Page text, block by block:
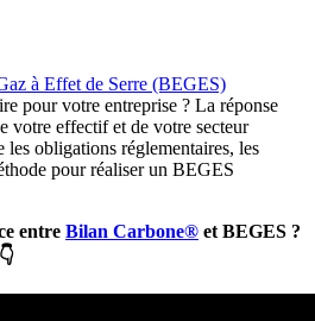
à Effet de Serre (BEGES)
pour votre entreprise ? La réponse
votre effectif et de votre secteur
les obligations réglementaires, les
pour réaliser un BEGES
entre Bilan Carbone® et BEGES ?